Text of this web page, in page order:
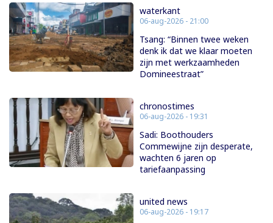
waterkant
06-aug-2026 - 21:00
Tsang: “Binnen twee weken
denk ik dat we klaar moeten
zijn met werkzaamheden
Domineestraat”
chronostimes
06-aug-2026 - 19:31
Sadi: Boothouders
Commewijne zijn desperate,
wachten 6 jaren op
tariefaanpassing
united news
06-aug-2026 - 19:17